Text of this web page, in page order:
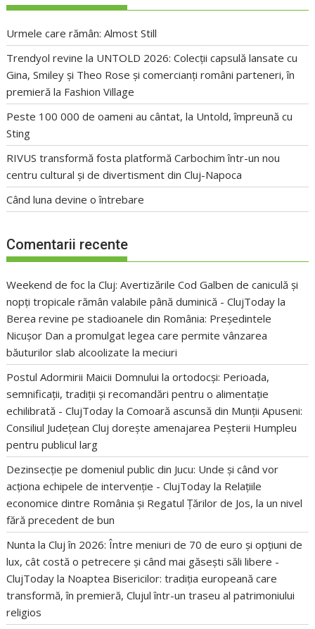
Urmele care rămân: Almost Still
Trendyol revine la UNTOLD 2026: Colecții capsulă lansate cu
Gina, Smiley și Theo Rose și comercianți români parteneri, în
premieră la Fashion Village
Peste 100 000 de oameni au cântat, la Untold, împreună cu
Sting
RIVUS transformă fosta platformă Carbochim într-un nou
centru cultural și de divertisment din Cluj-Napoca
Când luna devine o întrebare
Comentarii recente
Weekend de foc la Cluj: Avertizările Cod Galben de caniculă și
nopți tropicale rămân valabile până duminică - ClujToday la
Berea revine pe stadioanele din România: Președintele
Nicușor Dan a promulgat legea care permite vânzarea
băuturilor slab alcoolizate la meciuri
Postul Adormirii Maicii Domnului la ortodocși: Perioada,
semnificații, tradiții și recomandări pentru o alimentație
echilibrată - ClujToday laComoară ascunsă din Munții Apuseni:
Consiliul Județean Cluj dorește amenajarea Peșterii Humpleu
pentru publicul larg
Dezinsecție pe domeniul public din Jucu: Unde și când vor
acționa echipele de intervenție - ClujToday la Relațiile
economice dintre România și Regatul Țărilor de Jos, la un nivel
fără precedent de bun
Nunta la Cluj în 2026: Între meniuri de 70 de euro și opțiuni de
lux, cât costă o petrecere și când mai găsești săli libere -
ClujToday la Noaptea Bisericilor: tradiția europeană care
transformă, în premieră, Clujul într-un traseu al patrimoniului
religios